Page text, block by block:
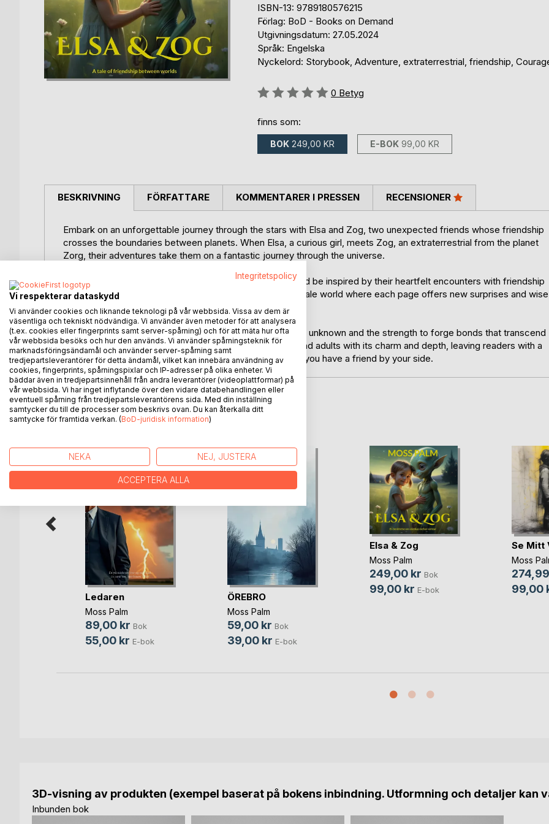
ISBN-13: 9789180576215
Förlag: BoD - Books on Demand
Utgivningsdatum: 27.05.2024
Språk: Engelska
Nyckelord: Storybook, Adventure, extraterrestrial, friendship,
Betyg::
0 Betyg
finns som:
BOK 249,00 KR E-BOK 99,00 KR
BESKRIVNING
Embark on an unforgettable journey through the stars with Elsa and Zog, two unexpected friends whose friendship
crosses the boundaries between planets. When Elsa, a curious girl, meets Zog, an extraterrestrial from the planet
Zorg, their adventures take them on a fantastic journey through the universe.
Explore magical planets, encounter captivating beings, and be inspired by their heartfelt encounters with friendship
and understanding. The author creates a wonderful fairy-tale world where each page offers new surprises and wise
insights.
This gripping tale is a tribute to the courage to explore the unknown and the strength to forge bonds that transcend
time and space. A book that will captivate both children and adults with its charm and depth, leaving readers with a
sense of hope and belief that nothing is impossible when you have a friend by your side.
FÖRFATTARE KOMMENTARER I PRESSEN RECENSIONER
ANDRA TITLAR HOSBoD
Ledaren
Moss Palm
89,00 kr Bok
55,00 kr E-bok
ÖREBRO
Moss Palm
59,00 kr Bok
39,00 kr E-bok
Elsa & Zog
Moss Palm
249,00 kr Bok
99,00 kr E-bok
Se Mitt
Moss
99,00
3D-visning av produkten (exempel baserat på bokens inbindning. Utformning och detaljer kan
Inbunden bok
Integritetspolicy
Vi respekterar dataskydd
Vi använder cookies och liknande teknologi på vår webbsida. Vissa av dem är
väsentliga och tekniskt nödvändiga. Vi använder även metoder för att analysera
(t.ex. cookies eller fingerprints samt server-spårning) och för att mäta hur ofta
vår webbsida besöks och hur den används. Vi använder spårningsteknik för
marknadsföringsändamål och använder server-spårning samt
tredjepartsleverantörer för detta ändamål, vilket kan innebära användning av
cookies, fingerprints, spårningspixlar och IP-adresser på olika enheter. Vi
bäddar även in tredjepartsinnehåll från andra leverantörer (videoplattformar) på
vår webbsida. Vi har inget inflytande över den vidare databehandlingen eller
eventuell spårning från tredjepartsleverantörens sida. Med din inställning
samtycker du till de processer som beskrivs ovan. Du kan återkalla ditt
samtycke för framtida verkan. (BoD-juridisk information)
NEKA NEJ, JUSTERA
ACCEPTERA ALLA